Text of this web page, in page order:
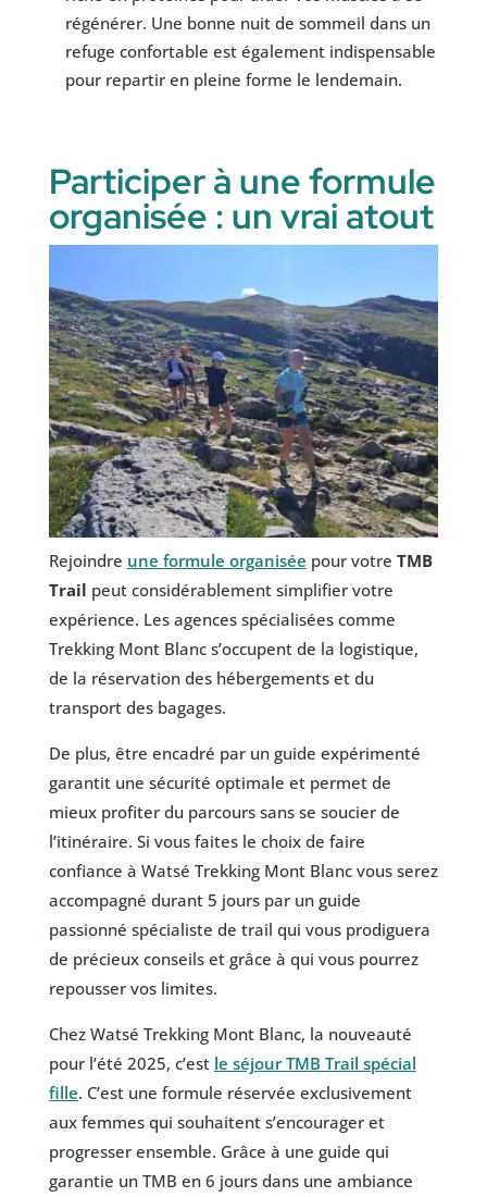
régénérer. Une bonne nuit de sommeil dans un
refuge confortable est également indispensable
pour repartir en pleine forme le lendemain.
Participer à une formule
organisée : un vrai atout
Rejoindre une formule organisée pour votre TMB
Trail peut considérablement simplifier votre
expérience. Les agences spécialisées comme
Trekking Mont Blanc s’occupent de la logistique,
de la réservation des hébergements et du
transport des bagages.
De plus, être encadré par un guide expérimenté
garantit une sécurité optimale et permet de
mieux profiter du parcours sans se soucier de
l’itinéraire. Si vous faites le choix de faire
confiance à Watsé Trekking Mont Blanc vous serez
accompagné durant 5 jours par un guide
passionné spécialiste de trail qui vous prodiguera
de précieux conseils et grâce à qui vous pourrez
repousser vos limites.
Chez Watsé Trekking Mont Blanc, la nouveauté
pour l’été 2025, c’est le séjour TMB Trail spécial
fille. C’est une formule réservée exclusivement
aux femmes qui souhaitent s’encourager et
progresser ensemble. Grâce à une guide qui
garantie un TMB en 6 jours dans une ambiance